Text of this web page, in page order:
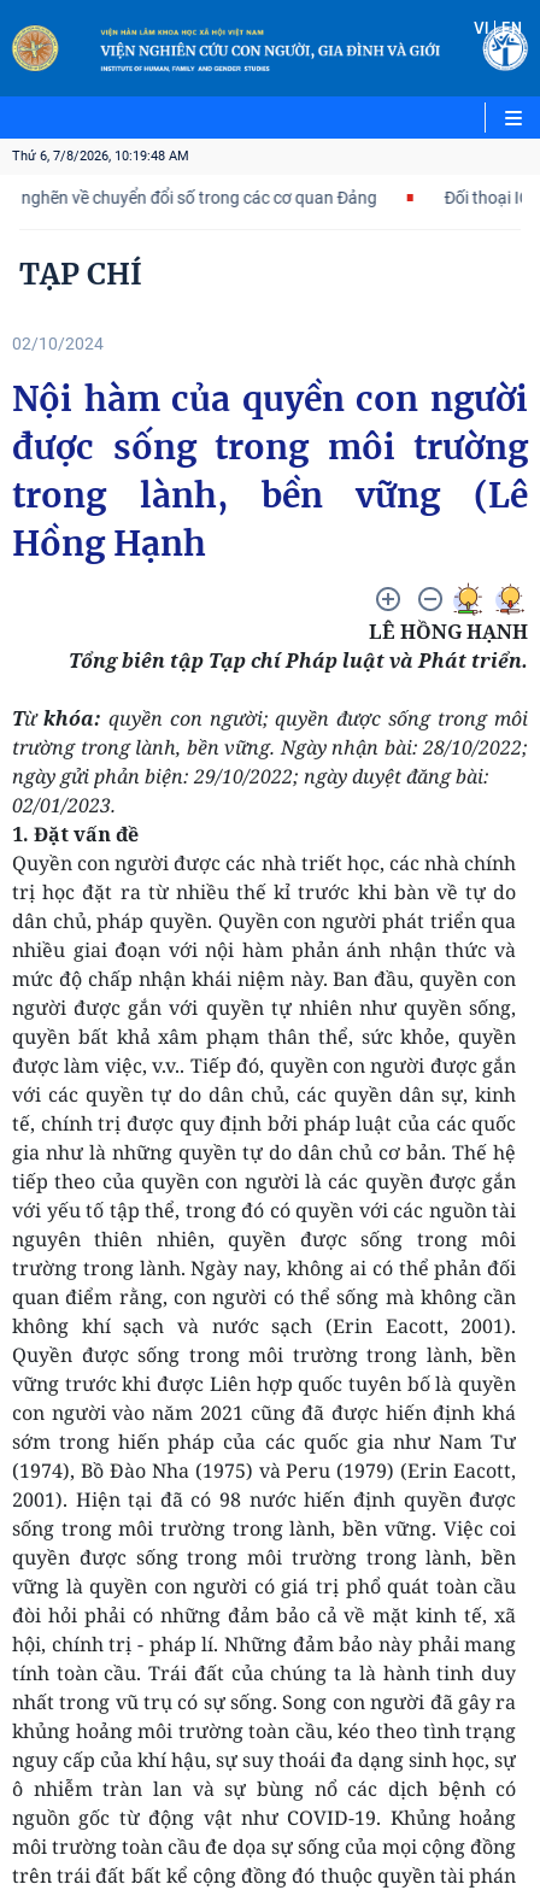
VI |EN
Thứ 6, 7/8/2026, 10:19:49 AM
về chuyển đổi số trong các cơ quan Đảng Đối thoại ICWA –
TẠP CHÍ
02/10/2024
Nội hàm của quyền con người
được sống trong môi trường
trong lành, bền vững (Lê
Hồng Hạnh
LÊ HỒNG HẠNH
Tổng biên tập Tạp chí Pháp luật và Phát triển.
Từkhóa: quyền con người; quyền được sống trong môi
trường trong lành, bền vững. Ngày nhận bài: 28/10/2022;
ngày gửi phản biện: 29/10/2022; ngày duyệt đăng bài:
02/01/2023.
1. Đặt vấn đề
Quyền con người được các nhà triết học, các nhà chính
trị học đặt ra từ nhiều thế kỉ trước khi bàn về tự do
dân chủ, pháp quyền. Quyền con người phát triển qua
nhiều giai đoạn với nội hàm phản ánh nhận thức và
mức độ chấp nhận khái niệm này. Ban đầu, quyền con
người được gắn với quyền tự nhiên như quyền sống,
quyền bất khả xâm phạm thân thể, sức khỏe, quyền
được làm việc, v.v.. Tiếp đó, quyền con người được gắn
với các quyền tự do dân chủ, các quyền dân sự, kinh
tế, chính trị được quy định bởi pháp luật của các quốc
gia như là những quyền tự do dân chủ cơ bản. Thế hệ
tiếp theo của quyền con người là các quyền được gắn
với yếu tố tập thể, trong đó có quyền với các nguồn tài
nguyên thiên nhiên, quyền được sống trong môi
trường trong lành. Ngày nay, không ai có thể phản đối
quan điểm rằng, con người có thể sống mà không cần
không khí sạch và nước sạch (Erin Eacott, 2001).
Quyền được sống trong môi trường trong lành, bền
vững trước khi được Liên hợp quốc tuyên bố là quyền
con người vào năm 2021 cũng đã được hiến định khá
sớm trong hiến pháp của các quốc gia như Nam Tư
(1974), Bồ Đào Nha (1975) và Peru (1979) (Erin Eacott,
2001). Hiện tại đã có 98 nước hiến định quyền được
sống trong môi trường trong lành, bền vững. Việc coi
quyền được sống trong môi trường trong lành, bền
vững là quyền con người có giá trị phổ quát toàn cầu
đòi hỏi phải có những đảm bảo cả về mặt kinh tế, xã
hội, chính trị - pháp lí. Những đảm bảo này phải mang
tính toàn cầu. Trái đất của chúng ta là hành tinh duy
nhất trong vũ trụ có sự sống. Song con người đã gây ra
khủng hoảng môi trường toàn cầu, kéo theo tình trạng
nguy cấp của khí hậu, sự suy thoái đa dạng sinh học, sự
ô nhiễm tràn lan và sự bùng nổ các dịch bệnh có
nguồn gốc từ động vật như COVID-19. Khủng hoảng
môi trường toàn cầu đe dọa sự sống của mọi cộng đồng
trên trái đất bất kể cộng đồng đó thuộc quyền tài phán